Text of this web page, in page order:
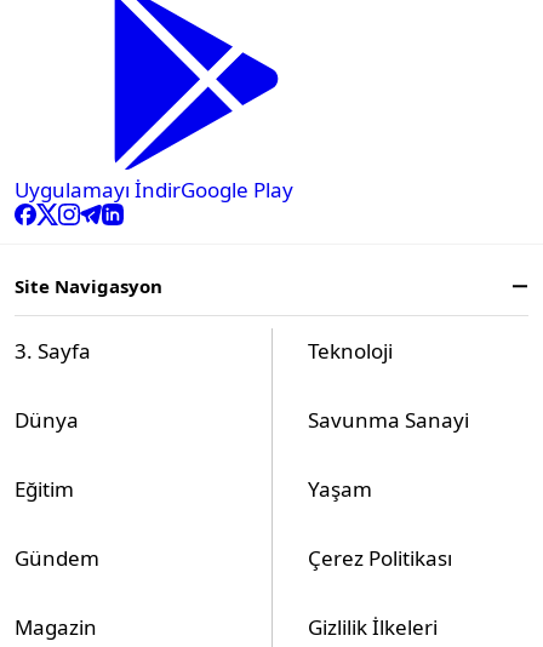
Uygulamayı İndirGoogle Play
Site Navigasyon
3. Sayfa
Dünya
Eğitim
Gündem
Magazin
Teknoloji
Savunma Sanayi
Yaşam
Çerez Politikası
Gizlilik İlkeleri